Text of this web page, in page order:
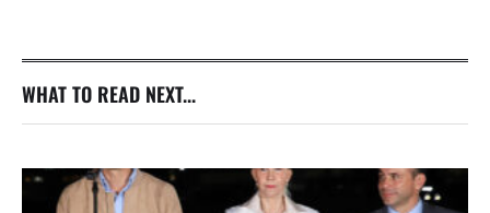
WHAT TO READ NEXT...